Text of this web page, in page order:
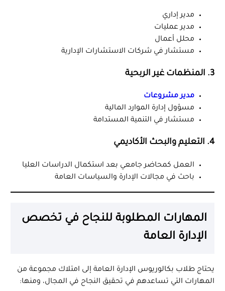
مدير إداري
مدير عمليات
محلل أعمال
مستشار في شركات الاستشارات الإدارية
3. المنظمات غير الربحية
مدير مشروعات
مسؤول إدارة الموارد المالية
مستشار في التنمية المستدامة
4. التعليم والبحث الأكاديمي
العمل كمحاضر جامعي بعد استكمال الدراسات العليا
باحث في مجالات الإدارة والسياسات العامة
المهارات المطلوبة للنجاح في تخصص
الإدارة العامة
يحتاج طلاب بكالوريوس الإدارة العامة إلى امتلاك مجموعة من
المهارات التي تساعدهم في تحقيق النجاح في المجال، ومنها: